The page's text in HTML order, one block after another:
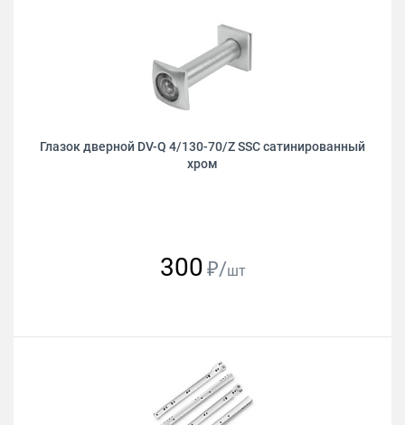
Глазок дверной DV-Q 4/130-70/Z SSC сатинированный
хром
300 ₽/шт